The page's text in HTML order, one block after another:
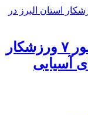
۲ مدال برنز نتیجه حضور ۷ ورزشکار
آسیایی